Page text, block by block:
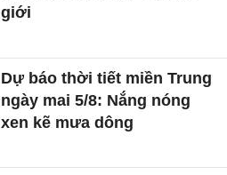
giới
Dự báo thời tiết miền Trung
ngày mai 5/8: Nắng nóng
xen kẽ mưa dông